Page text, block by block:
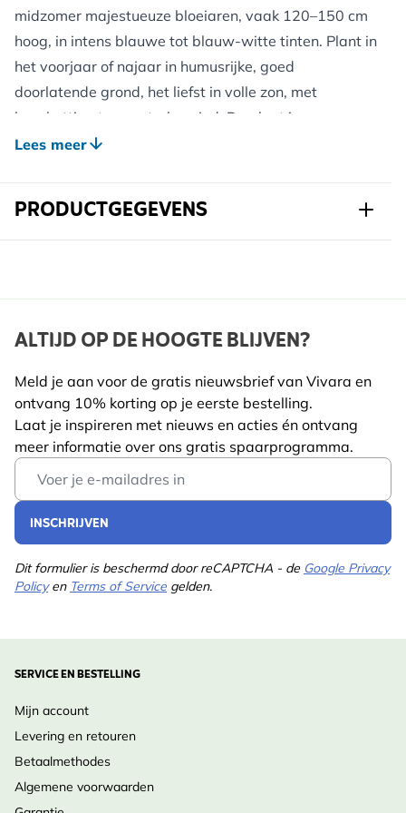
midzomer majestueuze bloeiaren, vaak 120–150 cm
hoog, in intens blauwe tot blauw-witte tinten. Plant in
het voorjaar of najaar in humusrijke, goed
doorlatende grond, het liefst in volle zon, met
beschutting tegen sterke wind. De plant is
winterhard en doet het goed met een beschermlaag
aantrekkelijk voor bijen en hommels. Door de
bloemstengels na de eerste bloei af te knippen, kan
delen van Ridderspoor zijngiftigvoor mens en dier.
Voordelen voor Wilde Dieren:
Rijke nectarbron voor bestuivers in de vroege zomer.
Insecten kunnen in de dichte aarstructuur beschutting
vinden.
Ontwerp Inspiratie:
Combineer Ridderspoor ‘Atlantis’ in een landelijke
cottageborder met rozen, salvia’s of campanula’s. De
hoge bloeistengels zorgen voor verticaal accent en
romantische flair.
stammen meestal uit kruisingen van Amerikaanse en
Aziatische soorten.
Verzorging
:
•
Wanneer te planten
omstandigheden.
Lees meer
PRODUCTGEGEVENS
Merk Kwekerij Verhoeven
Breedte 147 mm
Lengte 115 mm
Gewicht 0.75 kg
Diersoort
Kleur
Potgrootte 11cm
Grondsoort
Bloeimaanden
Plukmaanden
Plantmaanden
Lees meer
ALTIJD OP DE HOOGTE BLIJVEN?
Meld je aan voor de gratis nieuwsbrief van Vivara en
ontvang 10% korting op je eerste bestelling.
Laat je inspireren met nieuws en acties én ontvang
meer informatie over ons gratis spaarprogramma.
Email Address
INSCHRIJVEN
Dit formulier is beschermd door reCAPTCHA - de Google Privacy
Policyen Terms of Service gelden.
SERVICE EN BESTELLING
Mijn account
Levering en retouren
Betaalmethodes
Algemene voorwaarden